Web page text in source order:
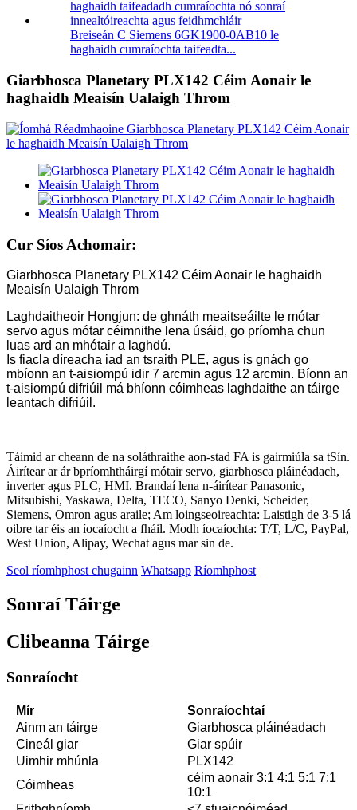
Breiseán C Siemens 6GK1900-0AB10 le
haghaidh cumraíochta taifeadta...
Giarbhosca Planetary PLX142 Céim Aonair le
haghaidh Meaisín Ualaigh Throm
Cur Síos Achomair:
Giarbhosca Planetary PLX142 Céim Aonair le haghaidh
Meaisín Ualaigh Throm
Laghdaitheoir Hongjun: de ghnáth meaitseáilte le mótar
servo agus mótar céimnithe lena úsáid, go príomha chun
luas ard an mhótair a laghdú.
Is fiacla díreacha iad an tsraith PLE, agus is gnách go
mbíonn an t-aisiompú idir 7 arcmin agus 12 arcmin. Bíonn an
t-aisiompú difriúil má bhíonn cóimheas laghdaithe an táirge
leantach difriúil.
Táimid ar cheann de na soláthraithe aon-stad FA is gairmiúla sa tSín.
Áirítear ar ár bpríomhtháirgí mótair servo, giarbhosca pláinéadach,
inverter agus PLC, HMI. Brandaí lena n-áirítear Panasonic,
Mitsubishi, Yaskawa, Delta, TECO, Sanyo Denki, Scheider,
Siemens, Omron agus araile; Am loingseoireachta: Laistigh de 3-5 lá
oibre tar éis an íocaíocht a fháil. Modh íocaíochta: T/T, L/C, PayPal,
West Union, Alipay, Wechat agus mar sin de.
Seol ríomhphost chugainn Whatsapp Ríomhphost
Sonraí Táirge
Clibeanna Táirge
Sonraíocht
Mír
Sonraíochtaí
Ainm an táirge
Giarbhosca pláinéadach
Cineál giar
Giar spúir
Uimhir mhúnla
PLX142
Cóimheas
céim aonair 3:1 4:1 5:1 7:1
10:1